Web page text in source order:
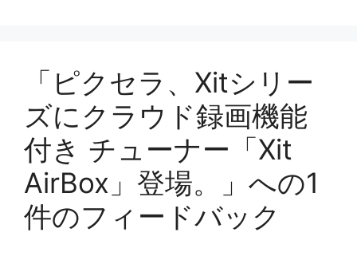
「ピクセラ、Xitシリー
ズにクラウド録画機能
付き チューナー「Xit
AirBox」登場。」への1
件のフィードバック